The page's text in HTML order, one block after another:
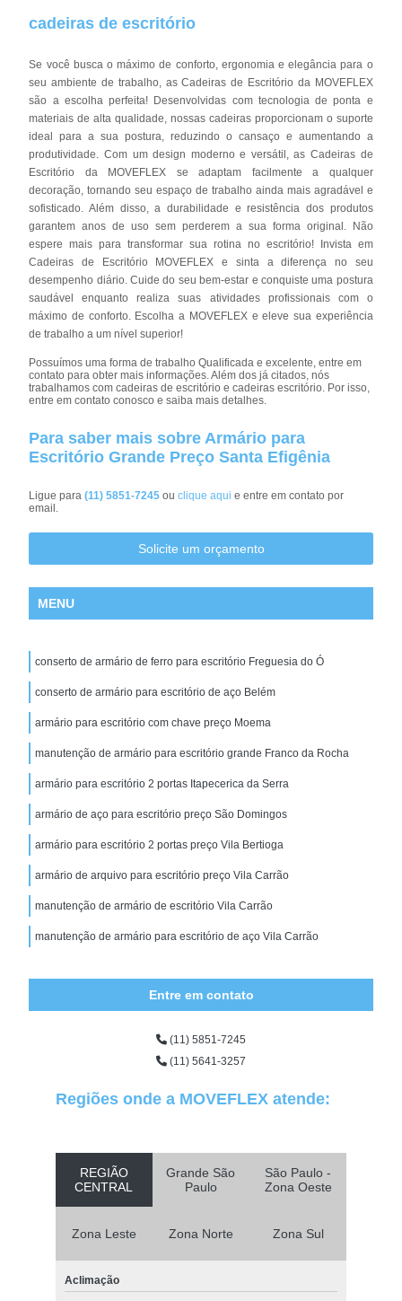
cadeiras de escritório
Se você busca o máximo de conforto, ergonomia e elegância para o
seu ambiente de trabalho, as Cadeiras de Escritório da MOVEFLEX
são a escolha perfeita! Desenvolvidas com tecnologia de ponta e
materiais de alta qualidade, nossas cadeiras proporcionam o suporte
ideal para a sua postura, reduzindo o cansaço e aumentando a
produtividade. Com um design moderno e versátil, as Cadeiras de
Escritório da MOVEFLEX se adaptam facilmente a qualquer
decoração, tornando seu espaço de trabalho ainda mais agradável e
sofisticado. Além disso, a durabilidade e resistência dos produtos
garantem anos de uso sem perderem a sua forma original. Não
espere mais para transformar sua rotina no escritório! Invista em
Cadeiras de Escritório MOVEFLEX e sinta a diferença no seu
desempenho diário. Cuide do seu bem-estar e conquiste uma postura
saudável enquanto realiza suas atividades profissionais com o
máximo de conforto. Escolha a MOVEFLEX e eleve sua experiência
de trabalho a um nível superior!
Possuímos uma forma de trabalho Qualificada e excelente, entre em
contato para obter mais informações. Além dos já citados, nós
trabalhamos com cadeiras de escritório e cadeiras escritório. Por isso,
entre em contato conosco e saiba mais detalhes.
Para saber mais sobre Armário para
Escritório Grande Preço Santa Efigênia
Ligue para(11) 5851-7245ouclique aqui e entre em contato por
email.
Solicite um orçamento
MENU
conserto de armário de ferro para escritório Freguesia do Ó
conserto de armário para escritório de aço Belém
armário para escritório com chave preço Moema
manutenção de armário para escritório grande Franco da Rocha
armário para escritório 2 portas Itapecerica da Serra
armário de aço para escritório preço São Domingos
armário para escritório 2 portas preço Vila Bertioga
armário de arquivo para escritório preço Vila Carrão
manutenção de armário de escritório Vila Carrão
manutenção de armário para escritório de aço Vila Carrão
Entre em contato
(11) 5851-7245
(11) 5641-3257
Regiões onde a MOVEFLEX atende:
REGIÃO
CENTRAL
Grande São
Paulo
São Paulo -
Zona Oeste
Zona Leste Zona Norte Zona Sul
Aclimação